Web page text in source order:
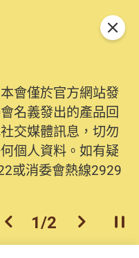
會僅於官方網站發
名義發出的產品回
交媒體訊息，切勿
個人資料。如有疑
或消委會熱線2929
上一個
1/2 下一個開
關閉